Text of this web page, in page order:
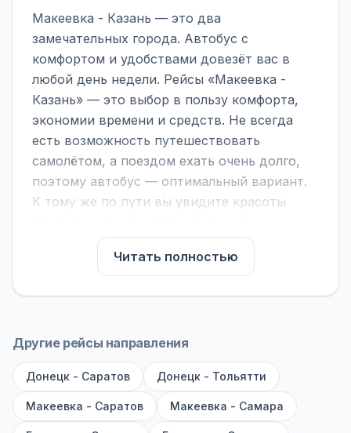
Макеевка - Казань — это два
замечательных города. Автобус с
комфортом и удобствами довезёт вас в
любой день недели. Рейсы «Макеевка -
Казань» — это выбор в пользу комфорта,
экономии времени и средств. Не всегда
есть возможность путешествовать
самолётом, а поездом ехать очень долго,
поэтому автобус — оптимальный вариант.
К тому же по пути вы увидите красоты
На нашем сайте вы можете найти
расписание автобусов Макеевка - Казань,
сравнить рейсы и выбрать подходящий.
на микроавтобусы (8–18 мест). Если важен
(от 40 мест): у них лучше подвеска и
дорога ощущается меньше.
Читать полностью
Другие рейсы направления
Донецк - Саратов Донецк - Тольятти
Макеевка - Саратов Макеевка - Самара